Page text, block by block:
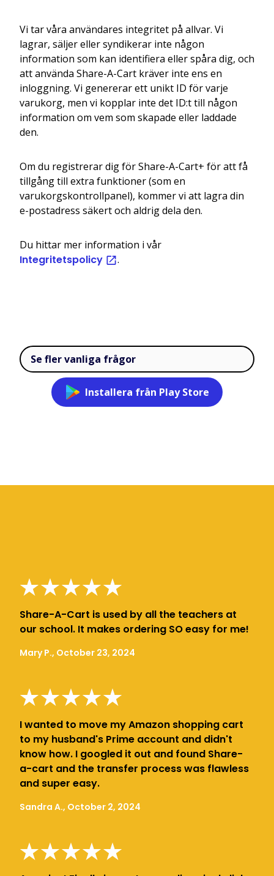
Vi tar våra användares integritet på allvar. Vi
lagrar, säljer eller syndikerar inte någon
information som kan identifiera eller spåra dig, och
att använda Share-A-Cart kräver inte ens en
inloggning. Vi genererar ett unikt ID för varje
varukorg, men vi kopplar inte det ID:t till någon
information om vem som skapade eller laddade
den.
Om du registrerar dig för Share-A-Cart+ för att få
tillgång till extra funktioner (som en
varukorgskontrollpanel), kommer vi att lagra din
e-postadress säkert och aldrig dela den.
Du hittar mer information i vår
Integritetspolicy .
Se fler vanliga frågor
Installera från Play Store
Share-A-Cart is used by all the teachers at
our school. It makes ordering SO easy for me!
Mary P., October 23, 2024
I wanted to move my Amazon shopping cart
to my husband's Prime account and didn't
know how. I googled it out and found Share-
a-cart and the transfer process was flawless
and super easy.
Sandra A., October 2, 2024